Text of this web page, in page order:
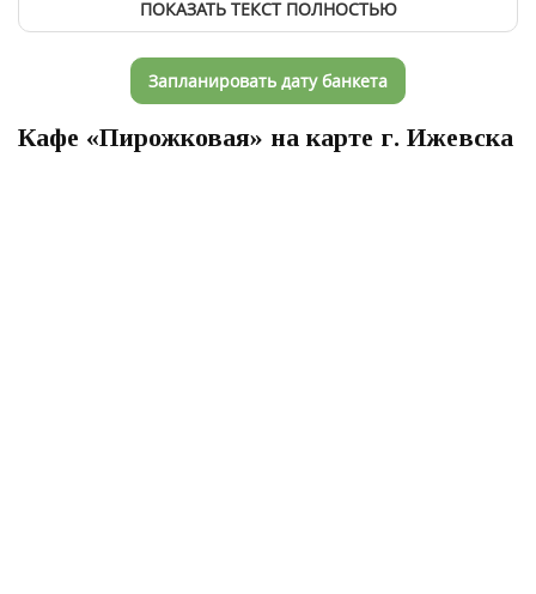
ПОКАЗАТЬ ТЕКСТ ПОЛНОСТЬЮ
Запланировать дату банкета
Кафе «Пирожковая» на карте г. Ижевска